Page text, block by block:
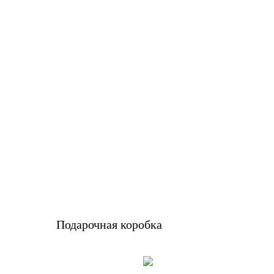
Подарочная коробка